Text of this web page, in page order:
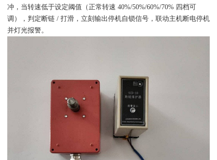
冲，当转速低于设定阈值（正常转速 40%/50%/60%/70% 四档可
调），判定断链 / 打滑，立刻输出停机自锁信号，联动主机断电停机
并灯光报警。